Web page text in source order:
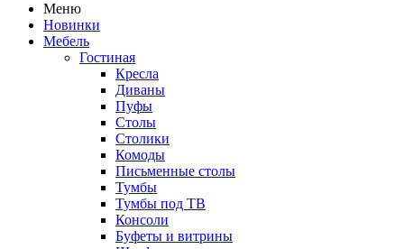
Меню
Новинки
Мебель
Гостиная
Кресла
Диваны
Пуфы
Столы
Столики
Комоды
Письменные столы
Тумбы
Тумбы под ТВ
Консоли
Буфеты и витрины